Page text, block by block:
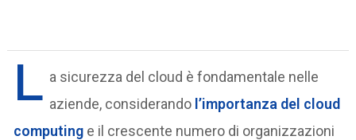
L a sicurezza del cloud è fondamentale nelle
aziende, considerando l’importanza del cloud
computing e il crescente numero di organizzazioni